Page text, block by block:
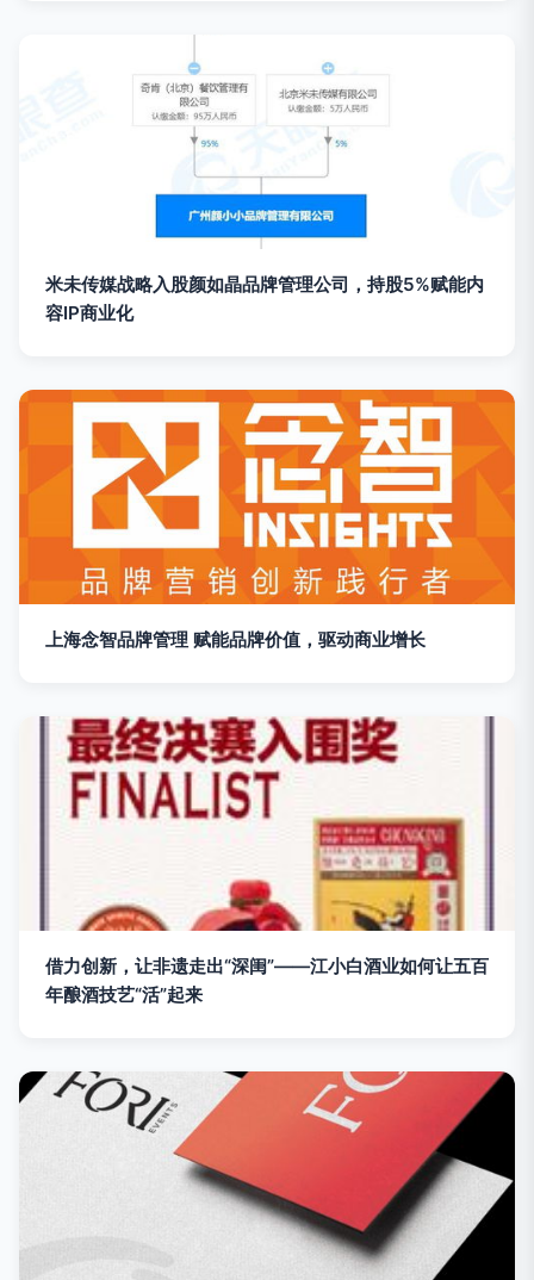
米未传媒战略入股颜如晶品牌管理公司，持股5%赋能内
容IP商业化
上海念智品牌管理 赋能品牌价值，驱动商业增长
借力创新，让非遗走出“深闺”——江小白酒业如何让五百
年酿酒技艺“活”起来